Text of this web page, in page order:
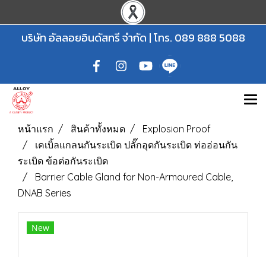
บริษัท อัลลอยอินดัสทรี จำกัด | โทร. 089 888 5088
หน้าแรก สินค้าทั้งหมด
Explosion Proof
เคเบิ้ลแกลนกันระเบิด ปลั๊กอุดกันระเบิด ท่ออ่อนกัน
ระเบิด ข้อต่อกันระเบิด
Barrier Cable Gland for Non-Armoured Cable,
DNAB Series
New